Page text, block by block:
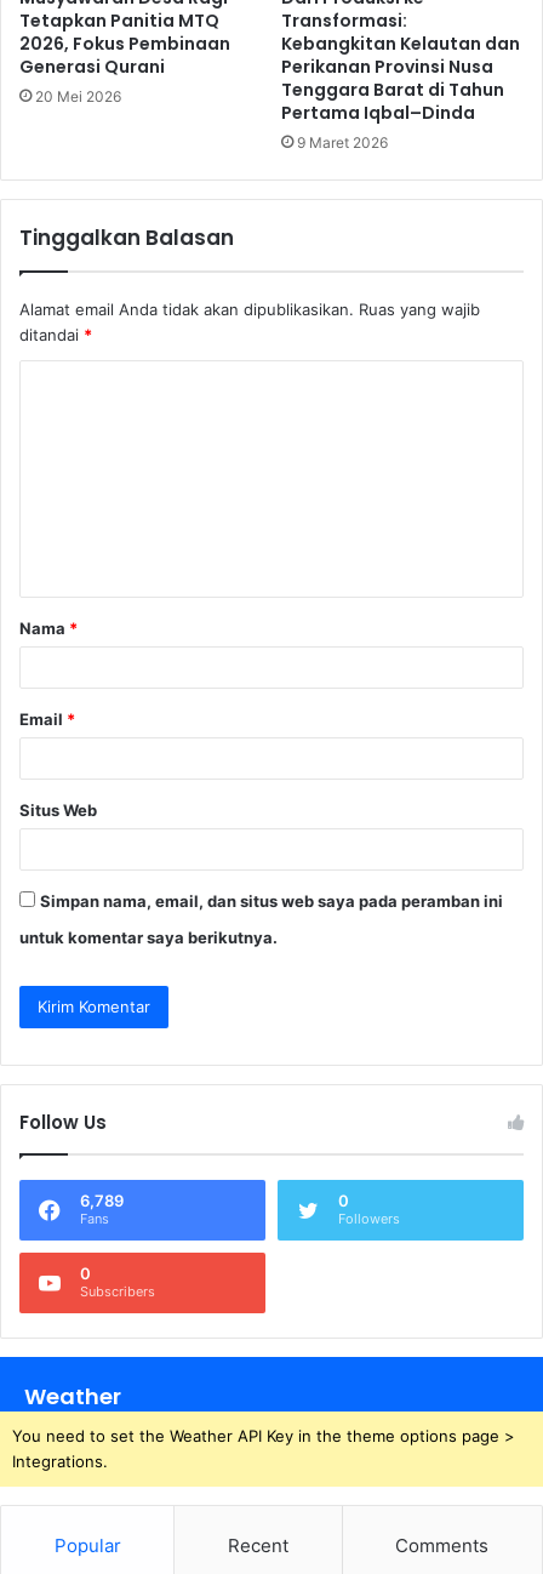
Tetapkan Panitia MTQ
2026, Fokus Pembinaan
Generasi Qurani
20 Mei 2026
Transformasi:
Kebangkitan Kelautan dan
Perikanan Provinsi Nusa
Tenggara Barat di Tahun
Pertama Iqbal–Dinda
9 Maret 2026
Tinggalkan Balasan
Alamat email Anda tidak akan dipublikasikan. Ruas yang wajib
ditandai *
a
r
Nama *
Email *
Situs Web
Simpan nama, email, dan situs web saya pada peramban ini
untuk komentar saya berikutnya.
Follow Us
6,789
Fans
0
Followers
0
Subscribers
Weather
You need to set the Weather API Key in the theme options page >
Integrations.
Popular Recent Comments